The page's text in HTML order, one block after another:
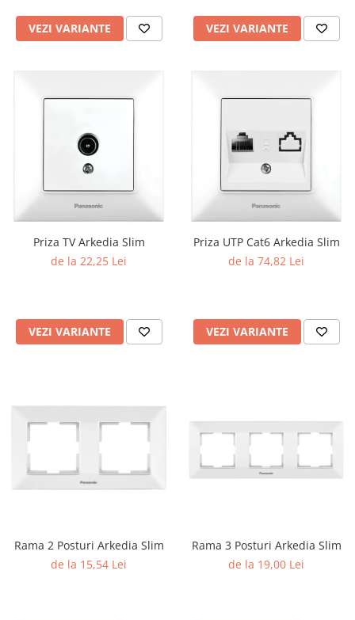
Iluminat Scari/Trepte
Sine magnetice
Sisteme de Iluminat Plug & Play
Iluminat Exterior
Proiectoare LED
Aplice de Exterior
Lampi de Gradina
Spoturi Exterior Incastrabile
Lampi Solare
Controlere și senzori LED
Profile Aluminiu pentru Banda LED
Iluminat Industrial
Corp Iluminat Led Highbay
Videointerfoane Si Interfoane
Kituri Legrand
VEZI VARIANTE VEZI VARIANTE
Priza TV Arkedia Slim
de la 22,25 Lei
VEZI VARIANTE
Priza UTP Cat6 Arkedia Slim
de la 74,82 Lei
VEZI VARIANTE
Rama 2 Posturi Arkedia Slim
de la 15,54 Lei
Rama 3 Posturi Arkedia Slim
de la 19,00 Lei